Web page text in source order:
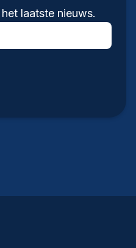
laatste nieuws.